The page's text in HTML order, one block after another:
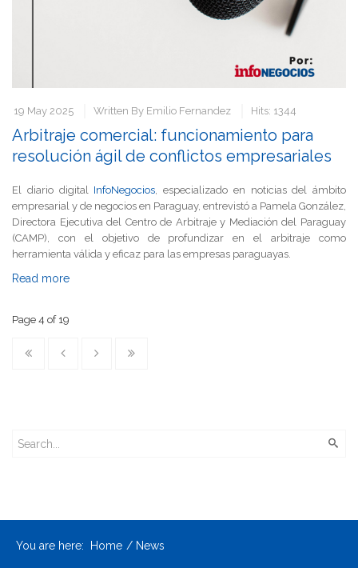
19 May 2025 Written By Emilio Fernandez Hits: 1344
Arbitraje comercial: funcionamiento para
resolución ágil de conflictos empresariales
El diario digital InfoNegocios , especializado en noticias del ámbito
empresarial y de negocios en Paraguay, entrevistó a Pamela González,
Directora Ejecutiva del Centro de Arbitraje y Mediación del Paraguay
(CAMP), con el objetivo de profundizar en el arbitraje como
herramienta válida y eficaz para las empresas paraguayas.
Read more
Page 4 of 19
You are here: Home News